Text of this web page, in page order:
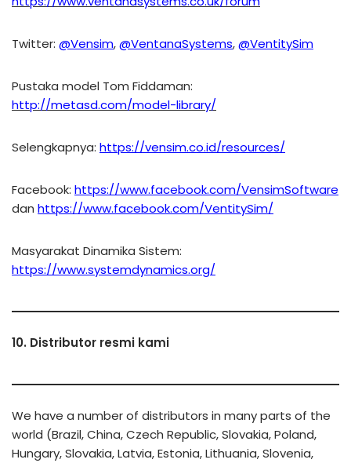
Twitter: @Vensim,@VentanaSystems,@VentitySim
Pustaka model Tom Fiddaman:
http://metasd.com/model-library/
Selengkapnya: https://vensim.co.id/resources/
Facebook: https://www.facebook.com/VensimSoftware
dan https://www.facebook.com/VentitySim/
Masyarakat Dinamika Sistem:
https://www.systemdynamics.org/
10. Distributor resmi kami
We have a number of distributors in many parts of the
world (Brazil, China, Czech Republic, Slovakia, Poland,
Hungary, Slovakia, Latvia, Estonia, Lithuania, Slovenia,